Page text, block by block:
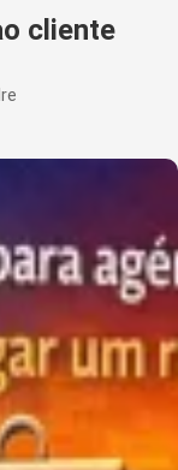
cliente